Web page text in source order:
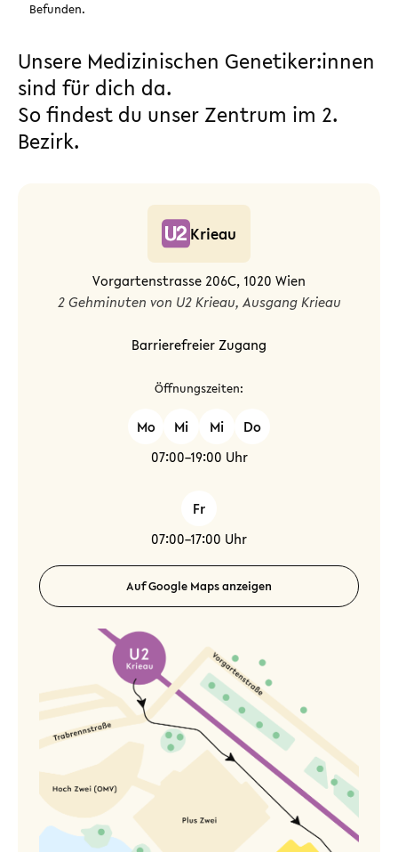
Befunden.
Unsere Medizinischen Genetiker:innen
sind für dich da.
So findest du unser Zentrum im 2.
Bezirk.
Krieau
Vorgartenstrasse 206C, 1020 Wien
2 Gehminuten von U2 Krieau, Ausgang Krieau
Barrierefreier Zugang
Öffnungszeiten:
Mo Mi Mi
Do
07:00–19:00 Uhr
Fr
07:00–17:00 Uhr
Auf Google Maps anzeigen